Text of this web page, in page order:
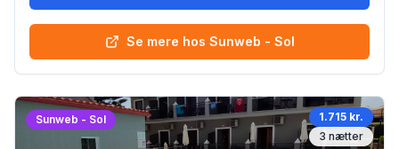
Se mere hos Sunweb - Sol
Sunweb - Sol
1.715 kr.
3 nætter